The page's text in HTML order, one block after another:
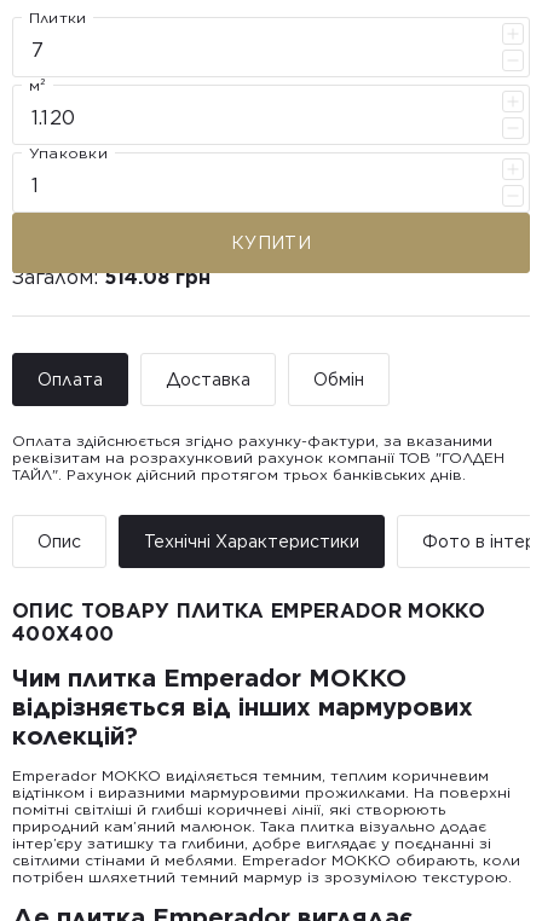
Плитки
м²
Упаковки
КУПИТИ
Загалом:514.08 грн
Оплата Доставка Обмін
Оплата здійснюється згідно рахунку-фактури, за вказаними
реквізитам на розрахунковий рахунок компанії ТОВ "ГОЛДЕН
ТАЙЛ". Рахунок дійсний протягом трьох банківських днів.
товару.
Вартість доставки:
До 5 м² — доставка за рахунок покупця.
всій Україні
Від 25 м² і більше — безкоштовна доставка за рахунок
компанії Golden Tile.
Примітка:
• Відвантаження здійснюється виключно у робочі дні. У суботу,
неділю та святкові дні замовлення не обробляються та не
відправляються.
силами Продавця чи залученого ним перевізника/кур’єра.
Опис Технічні Характеристики Фото в
ОПИС ТОВАРУ ПЛИТКА EMPERADOR МОККО
400Х400
Чим плитка Emperador МОККО
відрізняється від інших мармурових
колекцій?
Emperador МОККО виділяється темним, теплим коричневим
відтінком і виразними мармуровими прожилками. На поверхні
помітні світліші й глибші коричневі лінії, які створюють
природний кам’яний малюнок. Така плитка візуально додає
інтер’єру затишку та глибини, добре виглядає у поєднанні зі
світлими стінами й меблями. Emperador МОККО обирають, коли
потрібен шляхетний темний мармур із зрозумілою текстурою.